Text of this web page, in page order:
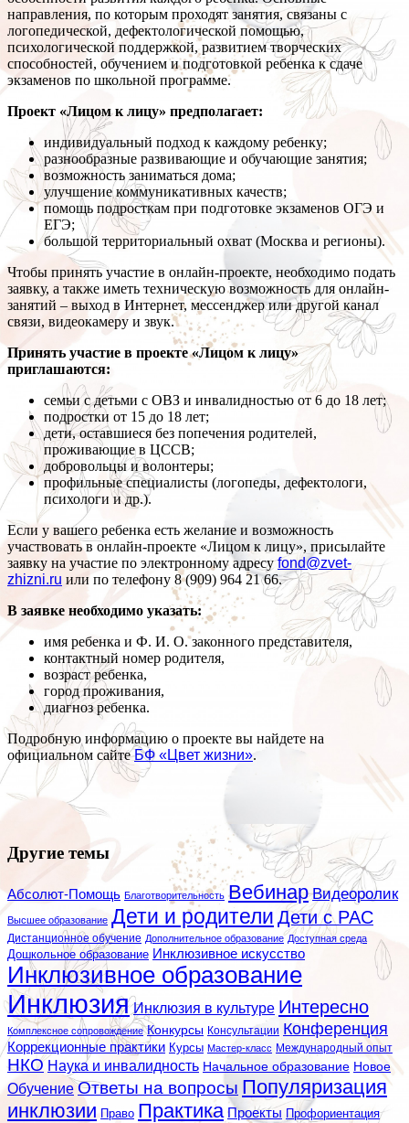
направления, по которым проходят занятия, связаны с
логопедической, дефектологической помощью,
психологической поддержкой, развитием творческих
способностей, обучением и подготовкой ребенка к сдаче
экзаменов по школьной программе.
Проект «Лицом к лицу» предполагает:
индивидуальный подход к каждому ребенку;
разнообразные развивающие и обучающие занятия;
возможность заниматься дома;
улучшение коммуникативных качеств;
помощь подросткам при подготовке экзаменов ОГЭ и
ЕГЭ;
большой территориальный охват (Москва и регионы).
Чтобы принять участие в онлайн-проекте, необходимо подать
заявку, а также иметь техническую возможность для онлайн-
занятий – выход в Интернет, мессенджер или другой канал
связи, видеокамеру и звук.
Принять участие в проекте «Лицом к лицу»
приглашаются:
семьи с детьми с ОВЗ и инвалидностью от 6 до 18 лет;
подростки от 15 до 18 лет;
дети, оставшиеся без попечения родителей,
проживающие в ЦССВ;
добровольцы и волонтеры;
профильные специалисты (логопеды, дефектологи,
психологи и др.).
Если у вашего ребенка есть желание и возможность
участвовать в онлайн-проекте «Лицом к лицу», присылайте
заявку на участие по электронному адресуfond@zvet-
zhizni.ru или по телефону 8 (909) 964 21 66.
В заявке необходимо указать:
имя ребенка и Ф. И. О. законного представителя,
контактный номер родителя,
возраст ребенка,
город проживания,
диагноз ребенка.
Подробную информацию о проекте вы найдете на
официальном сайтеБФ «Цвет жизни».
Другие темы
Абсолют-Помощь Благотворительность Вебинар Видеоролик
Высшее образование Дети и родители Дети с РАС
Дистанционное обучение Дополнительное образование Доступная среда
Дошкольное образование Инклюзивное искусство
Инклюзивное образование
Инклюзия Инклюзия в культуре Интересно
Комплексное сопровождение Конкурсы Консультации Конференция
Коррекционные практики Курсы Мастер-класс Международный опыт
НКО Наука и инвалидность Начальное образование Новое
Обучение Ответы на вопросы Популяризация
инклюзии Право Практика Проекты Профориентация